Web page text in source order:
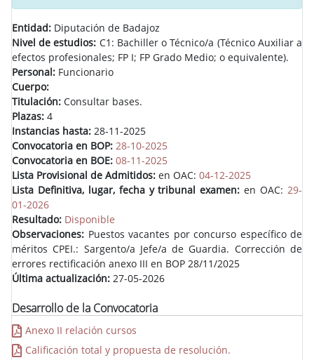
Entidad: Diputación de Badajoz
Nivel de estudios: C1: Bachiller o Técnico/a (Técnico Auxiliar a
efectos profesionales; FP I; FP Grado Medio; o equivalente).
Personal: Funcionario
Cuerpo:
Titulación: Consultar bases.
Plazas: 4
Instancias hasta: 28-11-2025
Convocatoria en BOP: 28-10-2025
Convocatoria en BOE: 08-11-2025
Lista Provisional de Admitidos: en OAC: 04-12-2025
Lista Definitiva, lugar, fecha y tribunal examen: en OAC: 29-
01-2026
Resultado: Disponible
Observaciones: Puestos vacantes por concurso específico de
méritos CPEI.: Sargento/a Jefe/a de Guardia. Corrección de
errores rectificación anexo III en BOP 28/11/2025
Última actualización: 27-05-2026
Desarrollo de la Convocatoria
Anexo II relación cursos
Calificación total y propuesta de resolución.